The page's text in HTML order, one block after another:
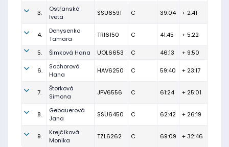
3.
Ostřanská
Iveta
SSU6591 C 39:04 + 2:41
4.
Denysenko
Tamara
TRI6150 C 41:45 + 5:22
5. Šimková Hana UOL6653 C 46:13 + 9:50
6.
Sochorová
Hana
HAV6250 C 59:40 + 23:17
7.
Štorková
Simona
JPV6556 C 61:24 + 25:01
8.
Gebauerová
Jana
SSU6450 C 62:42 + 26:19
9.
Krejčíková
Monika
TZL6262 C 69:09 + 32:46